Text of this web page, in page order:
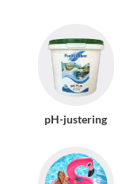
pH-justering